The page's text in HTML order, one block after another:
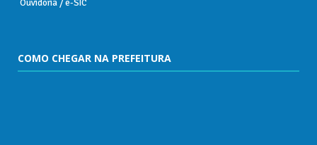
Ouvidoria / e-SIC
COMO CHEGAR NA PREFEITURA